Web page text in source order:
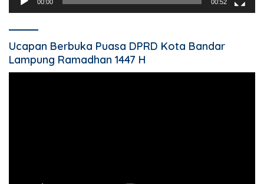
00:00 00:52
Ucapan Berbuka Puasa DPRD Kota Bandar
Lampung Ramadhan 1447 H